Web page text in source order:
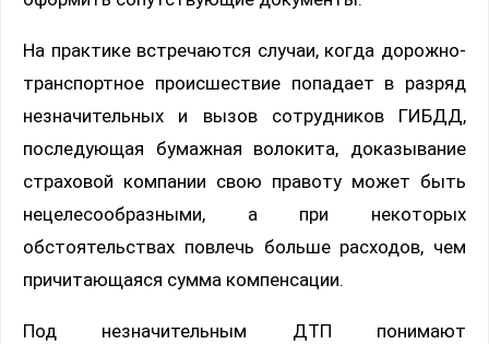
На практике встречаются случаи, когда дорожно-
транспортное происшествие попадает в разряд
незначительных и вызов сотрудников ГИБДД,
последующая бумажная волокита, доказывание
страховой компании свою правоту может быть
нецелесообразными, а при некоторых
обстоятельствах повлечь больше расходов, чем
причитающаяся сумма компенсации.
Под незначительным ДТП понимают